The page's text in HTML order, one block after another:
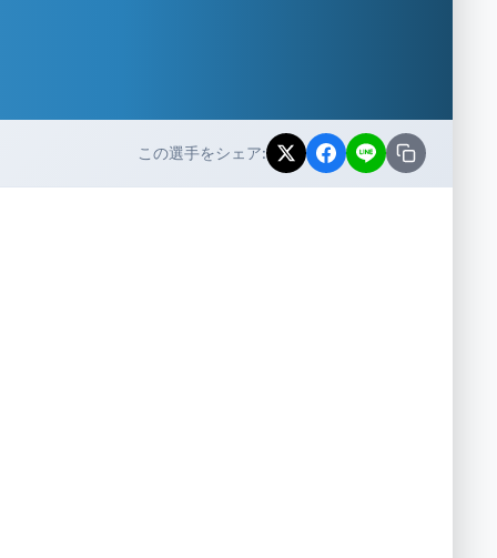
この選手をシェア: